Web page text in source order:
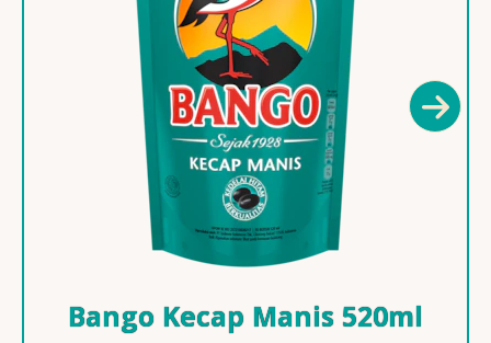
Bango Kecap Manis 520ml